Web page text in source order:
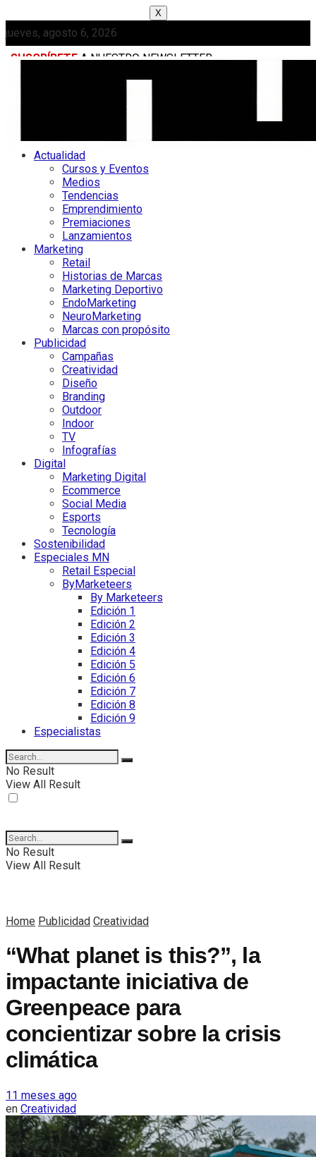
X
jueves, agosto 6, 2026
SUSCRÍBETE A NUESTRO NEWSLETTER
Actualidad
Cursos y Eventos
Medios
Tendencias
Emprendimiento
Premiaciones
Lanzamientos
Marketing
Retail
Historias de Marcas
Marketing Deportivo
EndoMarketing
NeuroMarketing
Marcas con propósito
Publicidad
Campañas
Creatividad
Diseño
Branding
Outdoor
Indoor
TV
Infografías
Digital
Marketing Digital
Ecommerce
Social Media
Esports
Tecnología
Sostenibilidad
Especiales MN
Retail Especial
ByMarketeers
By Marketeers
Edición 1
Edición 2
Edición 3
Edición 4
Edición 5
Edición 6
Edición 7
Edición 8
Edición 9
Especialistas
No Result
View All Result
No Result
View All Result
Home Publicidad Creatividad
“What planet is this?”, la
impactante iniciativa de
Greenpeace para
concientizar sobre la crisis
climática
11 meses ago
en Creatividad